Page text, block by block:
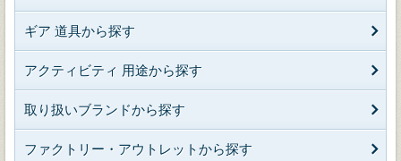
ギア 道具から探す
アクティビティ 用途から探す
取り扱いブランドから探す
ファクトリー・アウトレットから探す